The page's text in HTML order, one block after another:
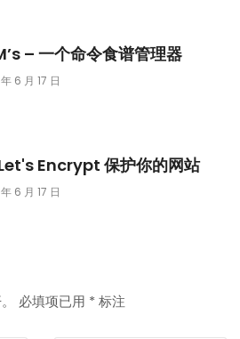
– 一个命令食谱管理器
6 月 17 日
Encrypt 保护你的网站
6 月 17 日
必填项已用 * 标注